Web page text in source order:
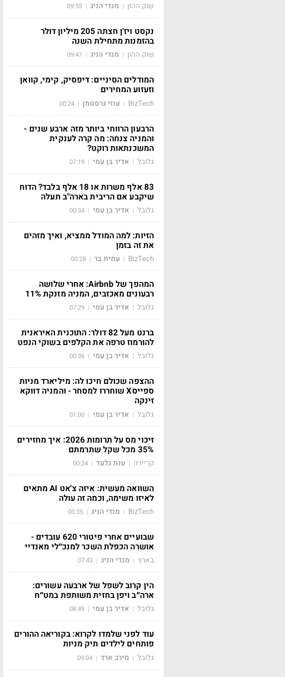
שוק ההון | מנדי הניג |
09:55
נקסט ויז'ן חצתה 205 מיליון דולר
בהזמנות מתחילת השנה
שוק ההון | מנדי הניג |
09:47
המודלים הסיניים: דיפסיק, קימי, קוואן
וזעזוע המחירים
BizTech
| עוזי גרסטמן |
00:24
הרבעון הרווחי ביותר מזה ארבע שנים -
והמניה צנחה: מה קרה לענקית
המשכנתאות רוקט?
גלובל | אדיר בן עמי |
07:19
83 אלף משרות או 18 אלף בלבד? הדוח
שיקבע אם הריבית בארה"ב תעלה
גלובל | אדיר בן עמי |
00:34
הזיות: למה המודל ממציא, ואיך מזהים
את זה בזמן
BizTech
| עמית בר |
00:28
המהפך של Airbnb: אחרי שלושה
רבעונים מאכזבים, המניה מזנקת 11%
גלובל | אדיר בן עמי |
07:29
ברנט מעל 82 דולר: התוכנית האיראנית
להורמוז טרפה את הקלפים בשוקי הנפט
גלובל | אדיר בן עמי |
00:36
ההצפה שכולם חיכו לה: מיליארד מניות
ספייסX שוחררו למסחר - והמניה דווקא
זינקה
גלובל | אדיר בן עמי |
01:00
זיכוי מס על תרומות 2026: איך מחזירים
35% מכל שקל שתרמתם
קריירה | ענת גלעד |
00:24
השוואה מעשית: איזה צ'אט AI מתאים
לאיזו משימה, וכמה זה עולה
BizTech
| מנדי הניג |
00:35
שבועיים אחרי פיטורי 620 עובדים -
אושרה הכפלת השכר למנכ״לי מאנדיי
בארץ | מנדי הניג |
07:43
הין קרוב לשפל של ארבעה עשורים:
ארה״ב ויפן בחזית משותפת במט״ח
גלובל | אדיר בן עמי |
08:49
עוד לפני שלמדו לקרוא: בקוריאה ההורים
פותחים לילדים תיק מניות
גלובל | מירב ארד |
09:04